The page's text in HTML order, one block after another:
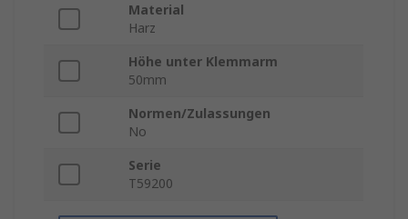
Material
Harz
Höhe unter Klemmarm
50mm
Normen/Zulassungen
No
Serie
T59200